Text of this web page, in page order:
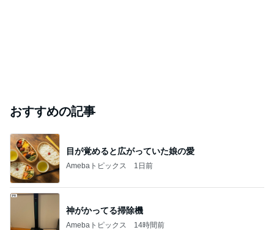
おすすめの記事
目が覚めると広がっていた娘の愛
Amebaトピックス 1日前
神がかってる掃除機
Amebaトピックス 14時間前